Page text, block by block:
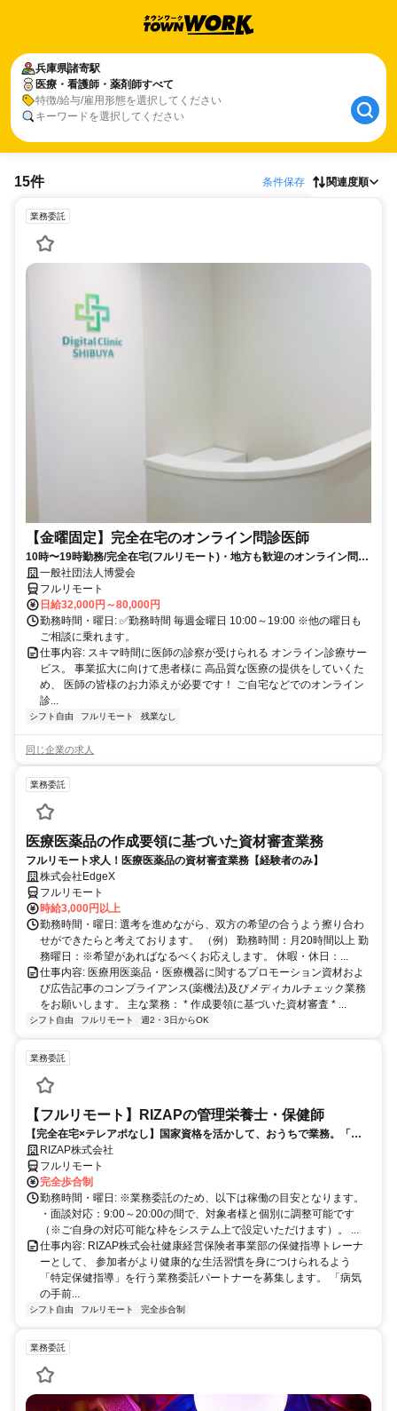
兵庫県諸寄駅
医療・看護師・薬剤師すべて
特徴/給与/雇用形態を選択してください
キーワードを選択してください
15件 条件保存 関連度順
業務委託
【金曜固定】完全在宅のオンライン問診医師
10時〜19時勤務/完全在宅(フルリモート)・地方も歓迎のオンライン問診
業務一般社団法人博愛会
フルリモート
日給32,000円～80,000円
勤務時間・曜日: ✅勤務時間 毎週金曜日 10:00～19:00 ※他の曜日も
ご相談に乗れます。
仕事内容: スキマ時間に医師の診察が受けられる オンライン診療サー
ビス。 事業拡大に向けて患者様に 高品質な医療の提供をしていくた
め、 医師の皆様のお力添えが必要です！ ご自宅などでのオンライン
診...
シフト自由 フルリモート 残業なし
同じ企業の求人
業務委託
医療医薬品の作成要領に基づいた資材審査業務
フルリモート求人！医療医薬品の資材審査業務【経験者のみ】
株式会社EdgeX
フルリモート
時給3,000円以上
勤務時間・曜日: 選考を進めながら、双方の希望の合うよう擦り合わ
せができたらと考えております。 （例） 勤務時間：月20時間以上 勤
務曜日：※希望があればなるべくお応えします。 休暇・休日：...
仕事内容: 医療用医薬品・医療機器に関するプロモーション資材およ
び広告記事のコンプライアンス(薬機法)及びメディカルチェック業務
をお願いします。 主な業務： * 作成要領に基づいた資材審査 * ...
シフト自由 フルリモート 週2・3日からOK
業務委託
【フルリモート】RIZAPの管理栄養士・保健師
【完全在宅×テレアポなし】国家資格を活かして、おうちで業務。「も
う一つの安心」を。主婦・Wワーカー活躍中！「平日の日中だけ」「夕
方以降の数時間だけ」など、生活リズムに合わせた時間調整が可能で
す。1件ごとの成果報酬型だから、頑張った分だけ手応えのある収入
に。充実のサポート体制で、安心の在宅ワークを始めませんか？
RIZAP株式会社
フルリモート
完全歩合制
勤務時間・曜日: ※業務委託のため、以下は稼働の目安となります。
・面談対応：9:00～20:00の間で、対象者様と個別に調整可能です
（※ご自身の対応可能な枠をシステム上で設定いただけます）。 ...
仕事内容: RIZAP株式会社健康経営保険者事業部の保健指導トレーナ
ーとして、 参加者がより健康的な生活習慣を身につけられるよう
「特定保健指導」を行う業務委託パートナーを募集します。 「病気
の手前...
シフト自由 フルリモート 完全歩合制
業務委託